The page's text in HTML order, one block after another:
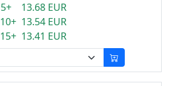
5+ 13.68 EUR
10+ 13.54 EUR
15+ 13.41 EUR